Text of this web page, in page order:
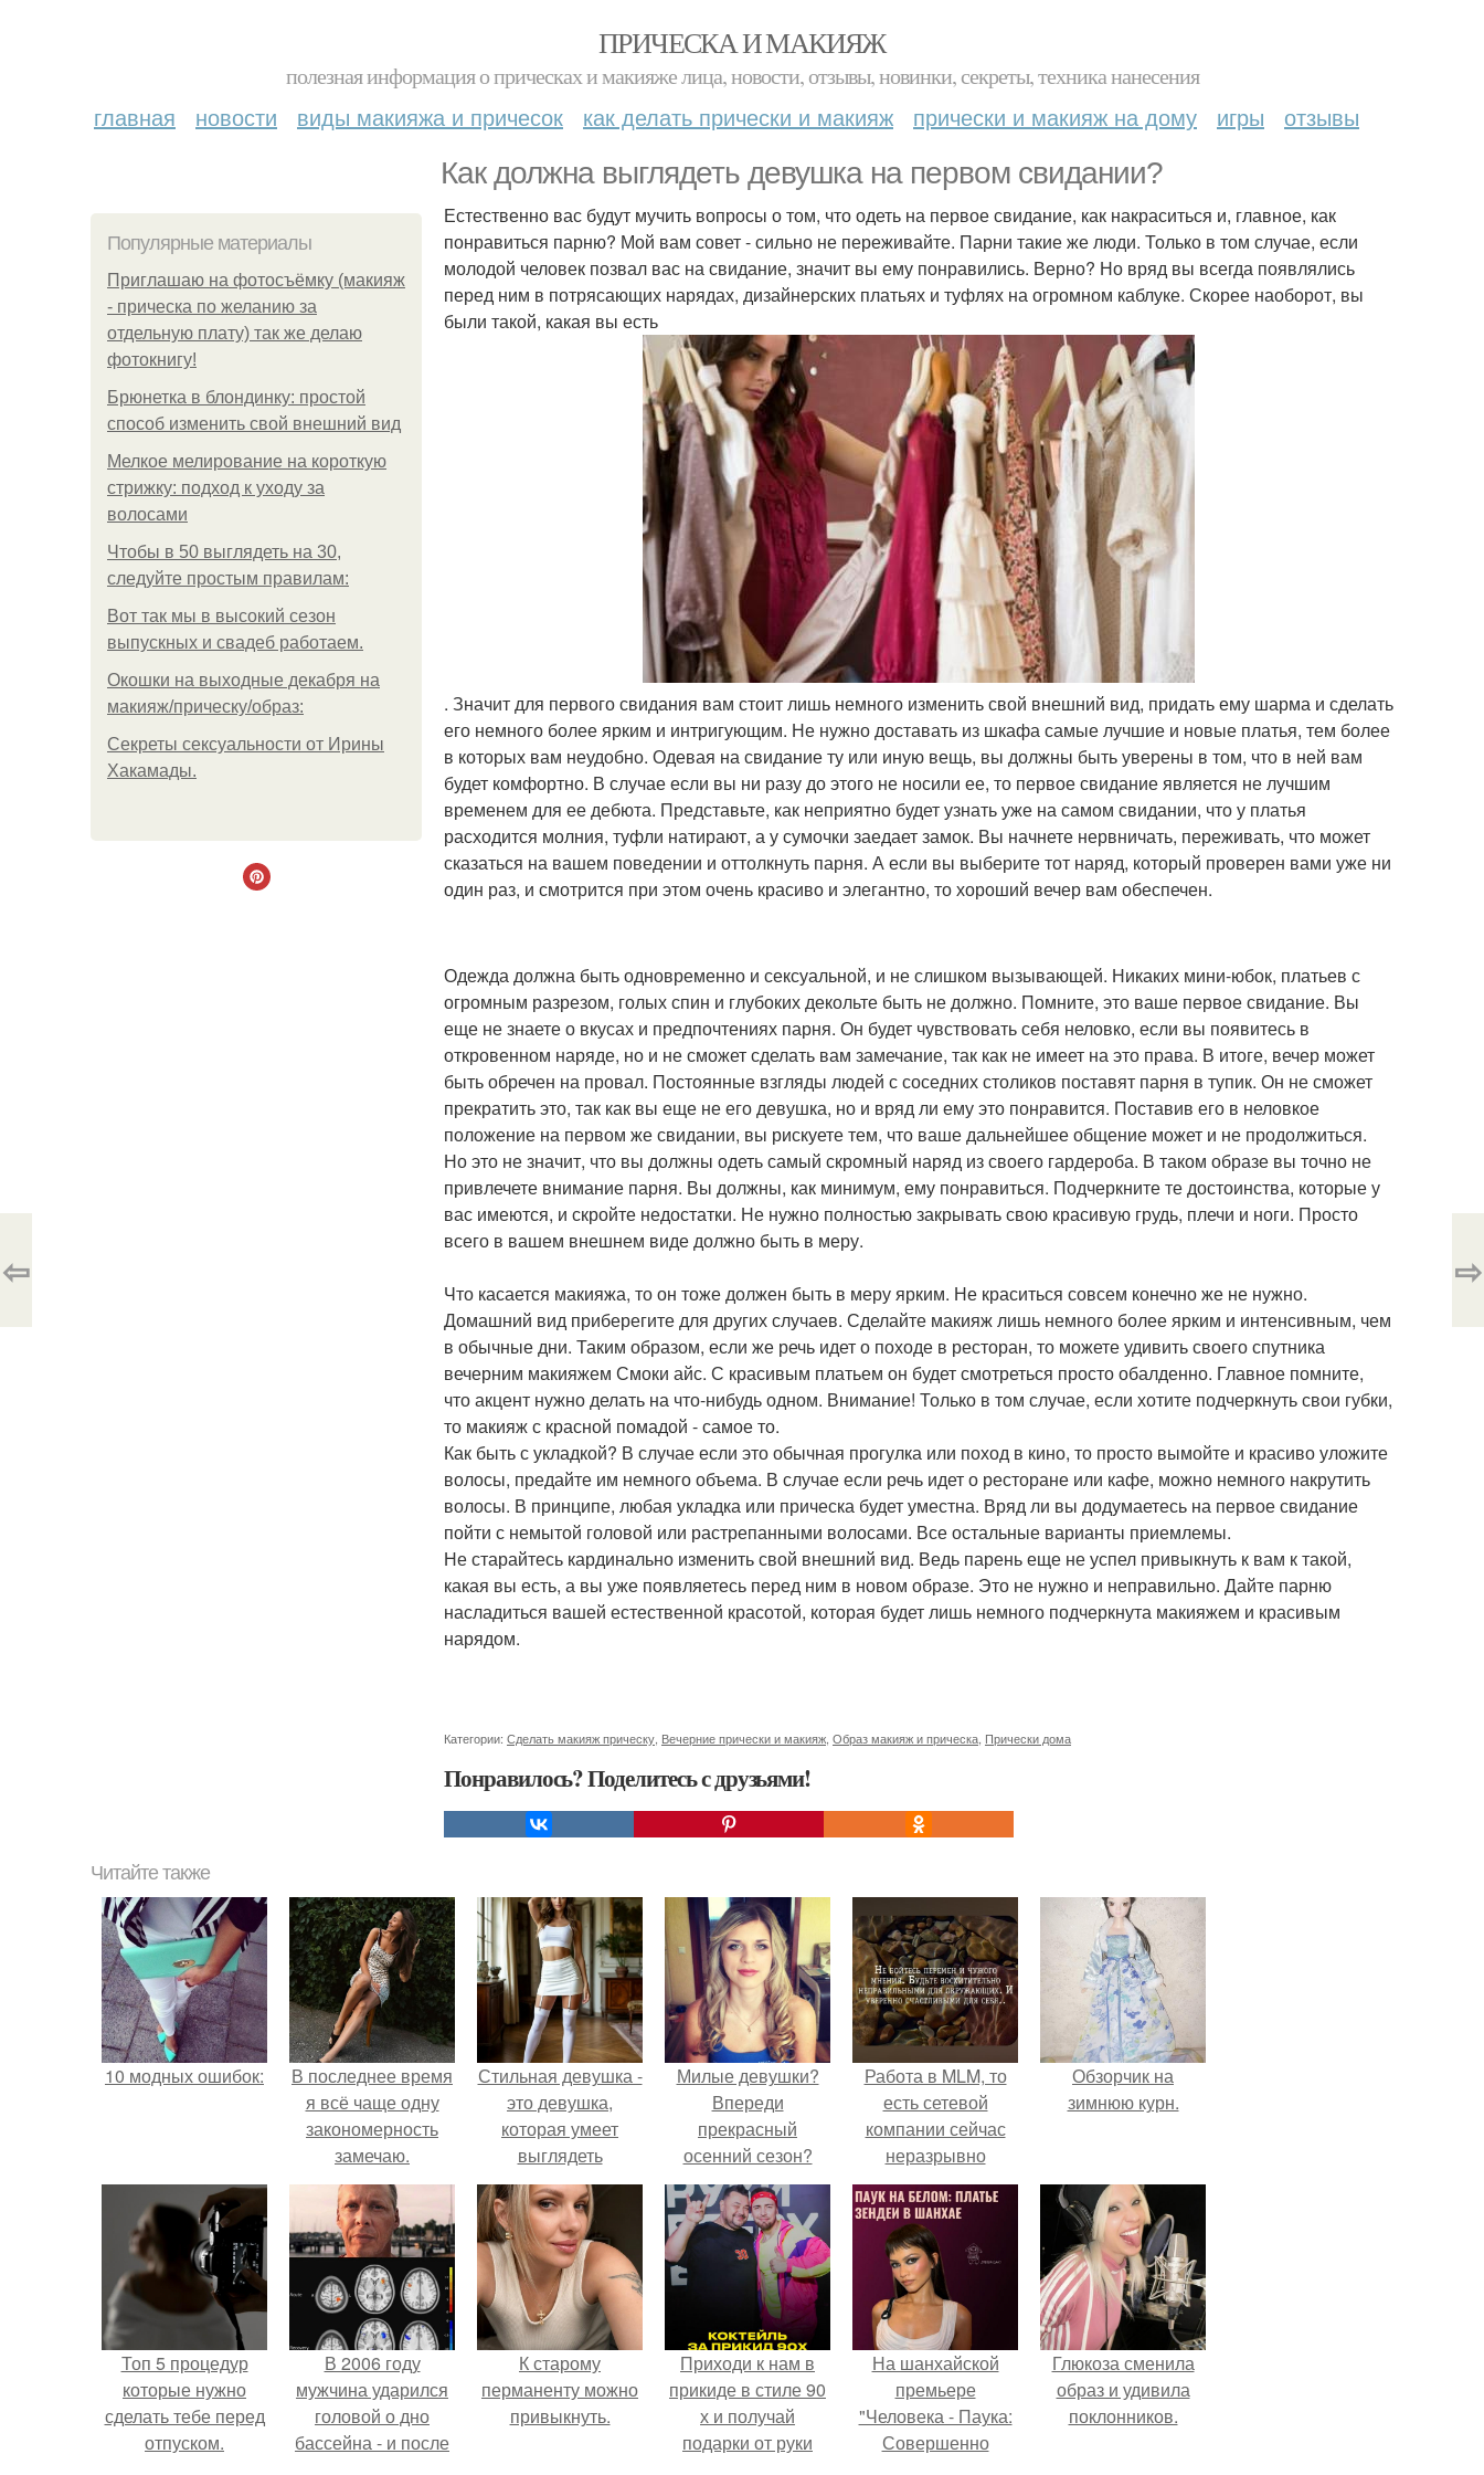
ПРИЧЕСКА И МАКИЯЖ
полезная информация о прическах и макияже лица, новости, отзывы, новинки, секреты, техника нанесения
главная новости виды макияжа и причесок как делать прически и макияж прически и макияж на дому игры отзывы
Как должна выглядеть девушка на первом свидании?
Популярные материалы
Приглашаю на фотосъёмку (макияж
- прическа по желанию за
отдельную плату) так же делаю
фотокнигу!
Брюнетка в блондинку: простой
способ изменить свой внешний вид
Мелкое мелирование на короткую
стрижку: подход к уходу за
волосами
Чтобы в 50 выглядеть на 30,
следуйте простым правилам:
Вот так мы в высокий сезон
выпускных и свадеб работаем.
Окошки на выходные декабря на
макияж/прическу/образ:
Секреты сексуальности от Ирины
Хакамады.
Естественно вас будут мучить вопросы о том, что одеть на первое свидание, как накраситься и, главное, как
понравиться парню? Мой вам совет - сильно не переживайте. Парни такие же люди. Только в том случае, если
молодой человек позвал вас на свидание, значит вы ему понравились. Верно? Но вряд вы всегда появлялись
перед ним в потрясающих нарядах, дизайнерских платьях и туфлях на огромном каблуке. Скорее наоборот, вы
были такой, какая вы есть
. Значит для первого свидания вам стоит лишь немного изменить свой внешний вид, придать ему шарма и сделать
его немного более ярким и интригующим. Не нужно доставать из шкафа самые лучшие и новые платья, тем более
в которых вам неудобно. Одевая на свидание ту или иную вещь, вы должны быть уверены в том, что в ней вам
будет комфортно. В случае если вы ни разу до этого не носили ее, то первое свидание является не лучшим
временем для ее дебюта. Представьте, как неприятно будет узнать уже на самом свидании, что у платья
расходится молния, туфли натирают, а у сумочки заедает замок. Вы начнете нервничать, переживать, что может
сказаться на вашем поведении и оттолкнуть парня. А если вы выберите тот наряд, который проверен вами уже ни
один раз, и смотрится при этом очень красиво и элегантно, то хороший вечер вам обеспечен.
Одежда должна быть одновременно и сексуальной, и не слишком вызывающей. Никаких мини-юбок, платьев с
огромным разрезом, голых спин и глубоких декольте быть не должно. Помните, это ваше первое свидание. Вы
еще не знаете о вкусах и предпочтениях парня. Он будет чувствовать себя неловко, если вы появитесь в
откровенном наряде, но и не сможет сделать вам замечание, так как не имеет на это права. В итоге, вечер может
быть обречен на провал. Постоянные взгляды людей с соседних столиков поставят парня в тупик. Он не сможет
прекратить это, так как вы еще не его девушка, но и вряд ли ему это понравится. Поставив его в неловкое
положение на первом же свидании, вы рискуете тем, что ваше дальнейшее общение может и не продолжиться.
Но это не значит, что вы должны одеть самый скромный наряд из своего гардероба. В таком образе вы точно не
привлечете внимание парня. Вы должны, как минимум, ему понравиться. Подчеркните те достоинства, которые у
вас имеются, и скройте недостатки. Не нужно полностью закрывать свою красивую грудь, плечи и ноги. Просто
всего в вашем внешнем виде должно быть в меру.
Что касается макияжа, то он тоже должен быть в меру ярким. Не краситься совсем конечно же не нужно.
Домашний вид приберегите для других случаев. Сделайте макияж лишь немного более ярким и интенсивным, чем
в обычные дни. Таким образом, если же речь идет о походе в ресторан, то можете удивить своего спутника
вечерним макияжем Смоки айс. С красивым платьем он будет смотреться просто обалденно. Главное помните,
что акцент нужно делать на что-нибудь одном. Внимание! Только в том случае, если хотите подчеркнуть свои губки,
то макияж с красной помадой - самое то.
Как быть с укладкой? В случае если это обычная прогулка или поход в кино, то просто вымойте и красиво уложите
волосы, предайте им немного объема. В случае если речь идет о ресторане или кафе, можно немного накрутить
волосы. В принципе, любая укладка или прическа будет уместна. Вряд ли вы додумаетесь на первое свидание
пойти с немытой головой или растрепанными волосами. Все остальные варианты приемлемы.
Не старайтесь кардинально изменить свой внешний вид. Ведь парень еще не успел привыкнуть к вам к такой,
какая вы есть, а вы уже появляетесь перед ним в новом образе. Это не нужно и неправильно. Дайте парню
насладиться вашей естественной красотой, которая будет лишь немного подчеркнута макияжем и красивым
нарядом.
Категории: Сделать макияж прическу Вечерние прически и макияж Образ макияж и прическа Прически дома
Понравилось? Поделитесь с друзьями!
⇦ ⇨
Читайте также
10 модных ошибок:
В последнее время
я всё чаще одну
закономерность
замечаю.
Стильная девушка -
это девушка,
которая умеет
выглядеть
привлекательно и
элегантно в любои
ситуации.
Милые девушки?
Впереди
прекрасный
осенний сезон?
Работа в MLM, то
есть сетевой
компании сейчас
неразрывно
связана с создание
своего контента,
своей страницы в
соц сетях.
Обзорчик на
зимнюю курн.
Топ 5 процедур
которые нужно
сделать тебе перед
отпуском.
В 2006 году
мужчина ударился
головой о дно
бассейна - и после
К старому
перманенту можно
привыкнуть.
Приходи к нам в
прикиде в стиле 90
х и получай
подарки от руки
На шанхайской
премьере
"Человека - Паука:
Совершенно
Глюкоза сменила
образ и удивила
поклонников.